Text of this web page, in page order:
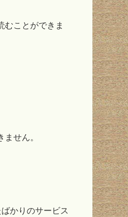
むことができま
せん。
かりのサービス